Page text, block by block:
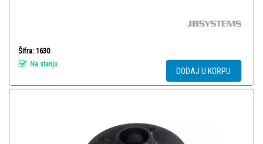
Šifra: 1630
Na stanju
DODAJ U KORPU